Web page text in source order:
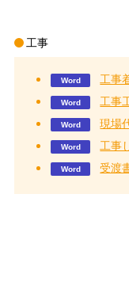
工事
工事
工事
現場
工事
受渡